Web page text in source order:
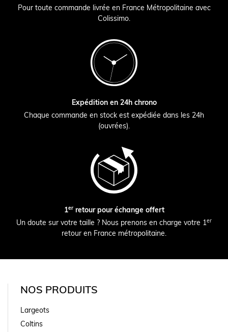
Pour toute commande livrée en France Métropolitaine avec
Colissimo.
Expédition en 24h chrono
Chaque commande en stock est expédiée dans les 24h
(ouvrées).
1erretour pour échange offert
Un doute sur votre taille ? Nous prenons en charge votre 1er
retour en France métropolitaine.
NOS PRODUITS
Largeots
Coltins